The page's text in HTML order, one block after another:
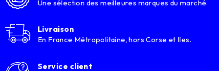
Une sélection des meilleures marques du marché.
Livraison
En France Métropolitaine, hors Corse et Iles.
Service client